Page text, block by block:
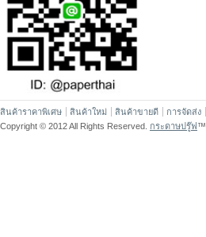
สินค้าราคาพิเศษ สินค้าใหม่ สินค้าขายดี การจัดส่ง
Copyright © 2012 All Rights Reserved. กระดาษปรู๊ฟ ™